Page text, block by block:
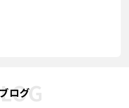
BLOG
ブログ